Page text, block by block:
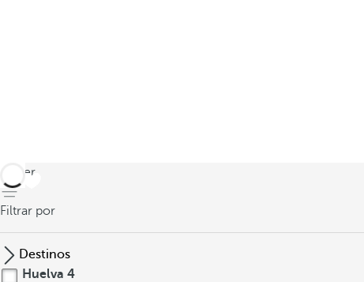
volver
Filtrar por
Destinos
Huelva 4